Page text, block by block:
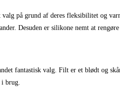
på grund af deres fleksibilitet og
Desuden er silikone nemt at
fantastisk valg. Filt er et blødt og
brug.